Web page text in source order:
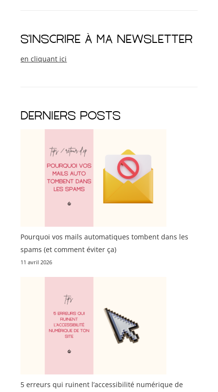
S'INSCRIRE À MA NEWSLETTER
en cliquant ici
DERNIERS POSTS
Pourquoi vos mails automatiques tombent dans les
spams (et comment éviter ça)
11 avril 2026
5 erreurs qui ruinent l’accessibilité numérique de